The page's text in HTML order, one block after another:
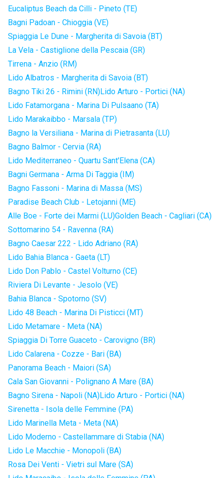
Eucaliptus Beach da Cilli - Pineto (TE)
Bagni Padoan - Chioggia (VE)
Spiaggia Le Dune - Margherita di Savoia (BT)
La Vela - Castiglione della Pescaia (GR)
Tirrena - Anzio (RM)
Lido Albatros - Margherita di Savoia (BT)
Bagno Tiki 26 - Rimini (RN)Lido Arturo - Portici (NA)
Lido Fatamorgana - Marina Di Pulsaano (TA)
Lido Marakaibbo - Marsala (TP)
Bagno la Versiliana - Marina di Pietrasanta (LU)
Bagno Balmor - Cervia (RA)
Lido Mediterraneo - Quartu Sant'Elena (CA)
Bagni Germana - Arma Di Taggia (IM)
Bagno Fassoni - Marina di Massa (MS)
Paradise Beach Club - Letojanni (ME)
Alle Boe - Forte dei Marmi (LU)Golden Beach - Cagliari (CA)
Sottomarino 54 - Ravenna (RA)
Bagno Caesar 222 - Lido Adriano (RA)
Lido Bahia Blanca - Gaeta (LT)
Lido Don Pablo - Castel Volturno (CE)
Riviera Di Levante - Jesolo (VE)
Bahia Blanca - Spotorno (SV)
Lido 48 Beach - Marina Di Pisticci (MT)
Lido Metamare - Meta (NA)
Spiaggia Di Torre Guaceto - Carovigno (BR)
Lido Calarena - Cozze - Bari (BA)
Panorama Beach - Maiori (SA)
Cala San Giovanni - Polignano A Mare (BA)
Bagno Sirena - Napoli (NA)Lido Arturo - Portici (NA)
Sirenetta - Isola delle Femmine (PA)
Lido Marinella Meta - Meta (NA)
Lido Moderno - Castellammare di Stabia (NA)
Lido Le Macchie - Monopoli (BA)
Rosa Dei Venti - Vietri sul Mare (SA)